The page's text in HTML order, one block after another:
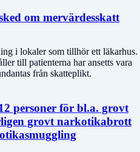
om mervärdesskatt
i lokaler som tillhör ett läkarhus.
till patienterna har ansetts vara
från skatteplikt.
personer för bl.a. grovt
grovt narkotikabrott